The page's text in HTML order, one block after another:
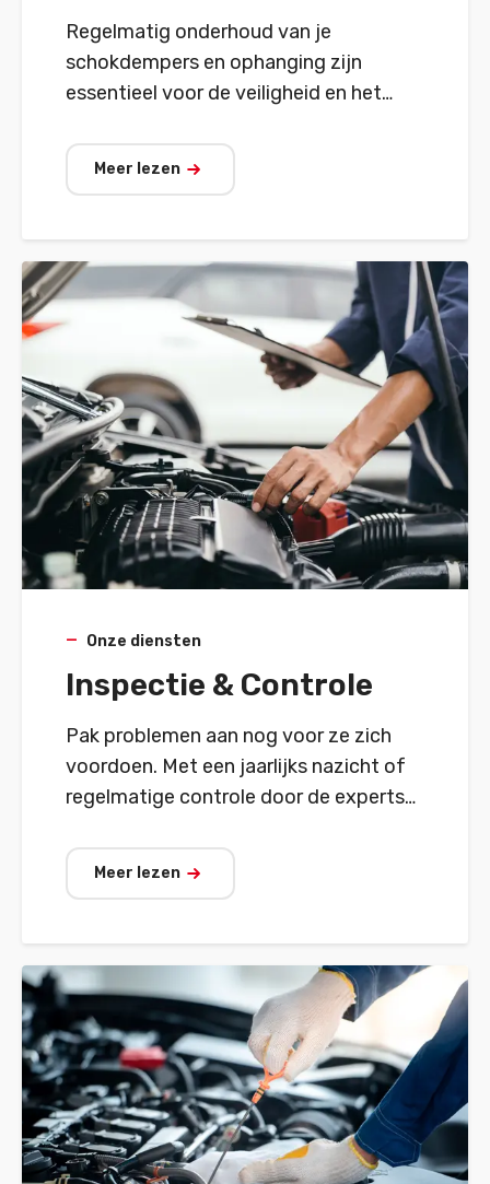
Regelmatig onderhoud van je
schokdempers en ophanging zijn
essentieel voor de veiligheid en het
Meer lezen
Onze diensten
Inspectie & Controle
Pak problemen aan nog voor ze zich
voordoen. Met een jaarlijks nazicht of
regelmatige controle door de experts
Meer lezen